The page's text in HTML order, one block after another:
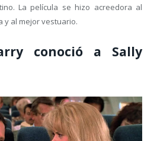
La película se hizo acreedora al
y al mejor vestuario.
conoció a Sally